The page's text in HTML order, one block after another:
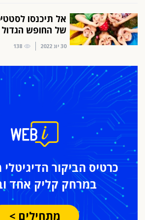
אל תיכנסו
של החופש הגדול
30 יונ 2022 138
כרטיס הביקור
במרחק קליק אחד
מתחילים >